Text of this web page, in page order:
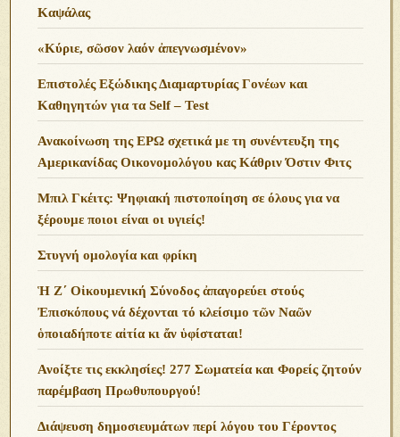
Καψάλας
«Κύριε, σῶσον λαόν ἀπεγνωσμένον»
Επιστολές Εξώδικης Διαμαρτυρίας Γονέων και
Καθηγητών για τα Self – Test
Ανακοίνωση της ΕΡΩ σχετικά με τη συνέντευξη της
Αμερικανίδας Οικονομολόγου κας Κάθριν Όστιν Φιτς
Μπιλ Γκέιτς: Ψηφιακή πιστοποίηση σε όλους για να
ξέρουμε ποιοι είναι οι υγιείς!
Στυγνή ομολογία και φρίκη
Ἡ Ζ΄ Οἰκουμενική Σύνοδος ἀπαγορεύει στούς
Ἐπισκόπους νά δέχονται τό κλείσιμο τῶν Ναῶν
ὁποιαδήποτε αἰτία κι ἄν ὑφίσταται!
Ανoίξτε τις εκκλησίες! 277 Σωματεία και Φορείς ζητούν
παρέμβαση Πρωθυπουργού!
Διάψευση δημοσιευμάτων περί λόγου του Γέροντος